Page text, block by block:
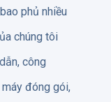
phủ nhiều
chúng tôi
công
đóng gói,